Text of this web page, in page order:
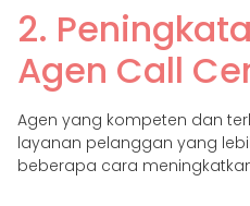
2.
Agen Call
Agen yang kompeten dan
layanan pelanggan yang
beberapa cara